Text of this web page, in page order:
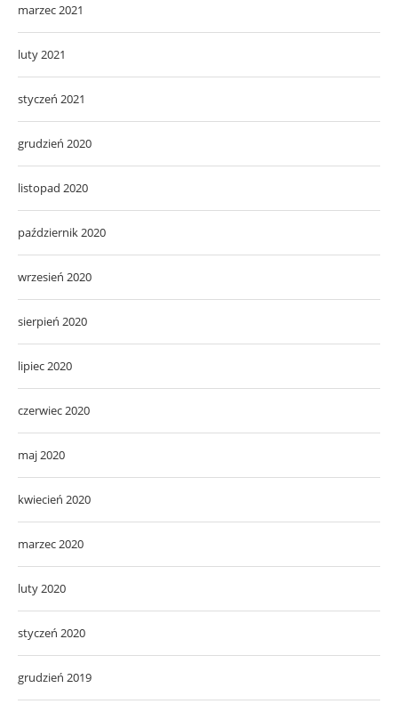
marzec 2021
luty 2021
styczeń 2021
grudzień 2020
listopad 2020
październik 2020
wrzesień 2020
sierpień 2020
lipiec 2020
czerwiec 2020
maj 2020
kwiecień 2020
marzec 2020
luty 2020
styczeń 2020
grudzień 2019